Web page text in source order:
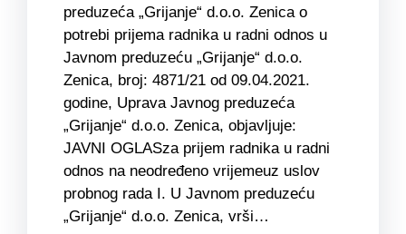
preduzeća „Grijanje“ d.o.o. Zenica o
potrebi prijema radnika u radni odnos u
Javnom preduzeću „Grijanje“ d.o.o.
Zenica, broj: 4871/21 od 09.04.2021.
godine, Uprava Javnog preduzeća
„Grijanje“ d.o.o. Zenica, objavljuje:
JAVNI OGLASza prijem radnika u radni
odnos na neodređeno vrijemeuz uslov
probnog rada I. U Javnom preduzeću
„Grijanje“ d.o.o. Zenica, vrši…